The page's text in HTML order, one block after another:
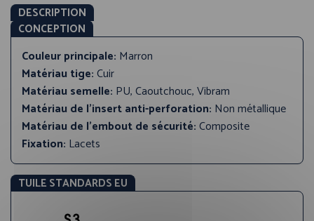
DESCRIPTION
CONCEPTION
Couleur principale: Marron
Matériau tige:Cuir
Matériau semelle: PU, Caoutchouc, Vibram
Matériau de l'insert anti-perforation: Non métallique
Matériau de l'embout de sécurité:Composite
Fixation: Lacets
TUILE STANDARDS EU